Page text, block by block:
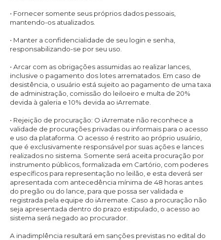
• Fornecer somente seus próprios dados pessoais,
mantendo-os atualizados.
• Manter a confidencialidade de seu login e senha,
responsabilizando-se por seu uso.
• Arcar com as obrigações assumidas ao realizar lances,
inclusive o pagamento dos lotes arrematados. Em caso de
desistência, o usuário está sujeito ao pagamento de uma taxa
de administração, comissão do leiloeiro e multa de 20%
devida à galeria e 10% devida ao iArremate.
• Rejeição de procuração: O iArremate não reconhece a
validade de procurações privadas ou informais para o acesso
e uso da plataforma. O acesso é restrito ao próprio usuário,
que é exclusivamente responsável por suas ações e lances
realizados no sistema. Somente será aceita procuração por
instrumento públicos, formalizada em Cartório, com poderes
específicos para representação no leilão, e esta deverá ser
apresentada com antecedência mínima de 48 horas antes
do pregão ou do lance, para que possa ser validada e
registrada pela equipe do iArremate. Caso a procuração não
seja apresentada dentro do prazo estipulado, o acesso ao
sistema será negado ao procurador.
A inadimplência resultará em sanções previstas no edital do